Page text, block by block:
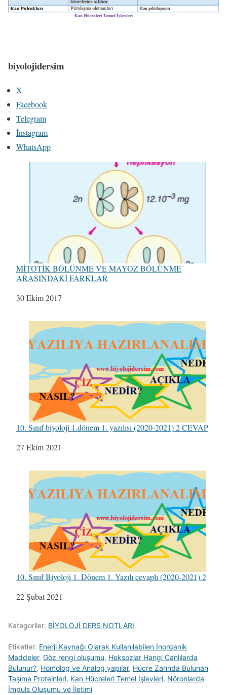
biyolojidersim
X
Facebook
Telegram
İnstagram
WhatsApp
MİTOTİK BÖLÜNME VE MAYOZ BÖLÜNME
ARASINDAKİ FARKLAR
Tarih
30 Ekim 2017
10. Sınıf biyoloji 1.dönem 1. yazılısı (2020-2021) 2 CEVAP
Tarih
27 Ekim 2021
10. Sınıf Biyoloji 1. Dönem 1. Yazılı cevaplı (2020-2021) 2
Tarih
22 Şubat 2021
Kategoriler: BİYOLOJİ DERS NOTLARI
Etiketler: Enerji Kaynağı Olarak Kullanılabilen İnorganik
Maddeler, Göz rengi oluşumu, Heksozlar Hangi Canlılarda
Bulunur?, Homolog ve Analog yapılar, Hücre Zarında Bulunan
Taşıma Proteinleri, Kan Hücreleri Temel İşlevleri, Nöronlarda
İmpuls Oluşumu ve İletimi